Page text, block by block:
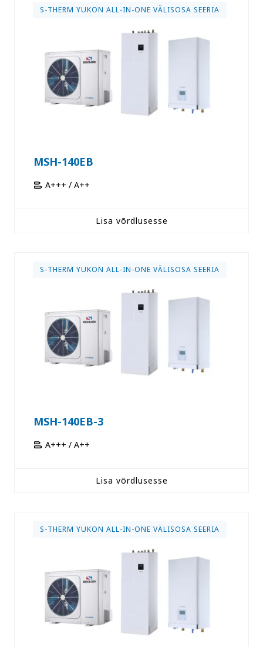
S-THERM YUKON ALL-IN-ONE VÄLISOSA SEERIA
MSH-140EB
A+++ / A++
Lisa võrdlusesse
S-THERM YUKON ALL-IN-ONE VÄLISOSA SEERIA
MSH-140EB-3
A+++ / A++
Lisa võrdlusesse
S-THERM YUKON ALL-IN-ONE VÄLISOSA SEERIA